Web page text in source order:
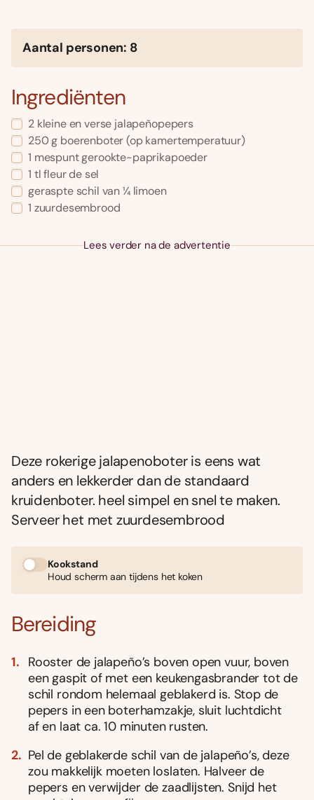
Aantal personen: 8
Ingrediënten
2 kleine en verse jalapeñopepers
250 g boerenboter (op kamertemperatuur)
1 mespunt gerookte-paprikapoeder
1 tl fleur de sel
geraspte schil van ¼ limoen
1 zuurdesembrood
Lees verder na de advertentie
Deze rokerige jalapenoboter is eens wat
anders en lekkerder dan de standaard
kruidenboter. heel simpel en snel te maken.
Serveer het met zuurdesembrood
Kookstand
Houd scherm aan tijdens het koken
Bereiding
Rooster de jalapeño’s boven open vuur, boven
een gaspit of met een keukengasbrander tot de
schil rondom helemaal geblakerd is. Stop de
pepers in een boterhamzakje, sluit luchtdicht
af en laat ca. 10 minuten rusten.
Pel de geblakerde schil van de jalapeño’s, deze
zou makkelĳk moeten loslaten. Halveer de
pepers en verwĳder de zaadlĳsten. Snĳd het